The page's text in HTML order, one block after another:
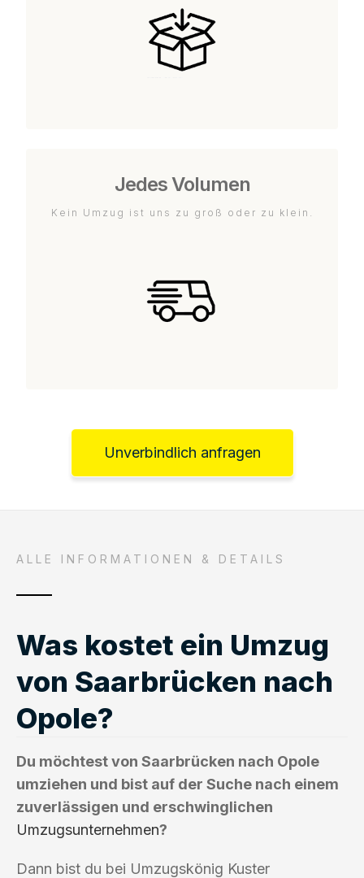
Jedes Volumen
Kein Umzug ist uns zu groß oder zu klein.
Unverbindlich anfragen
ALLE INFORMATIONEN & DETAILS
Was kostet ein Umzug
von Saarbrücken nach
Opole?
Du möchtest von Saarbrücken nach Opole
umziehen und bist auf der Suche nach einem
zuverlässigen und erschwinglichen
Umzugsunternehmen?
Dann bist du bei Umzugskönig Kuster